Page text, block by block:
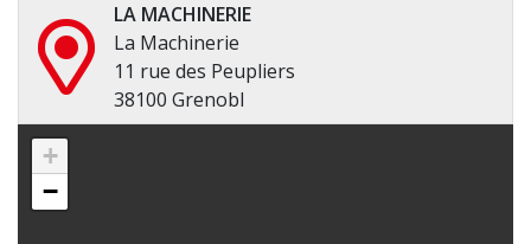
LA MACHINERIE
La Machinerie
11 rue des Peupliers
38100 Grenobl
+
−